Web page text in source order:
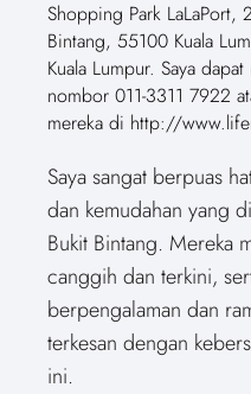
Shopping Park LaLaPort,
Bintang, 55100 Kuala
Kuala Lumpur. Saya
nombor 011-3311 7922
mereka di http://
Saya sangat berpuas
dan kemudahan yang
Bukit Bintang. Mereka
canggih dan terkini,
berpengalaman dan
terkesan dengan
ini.